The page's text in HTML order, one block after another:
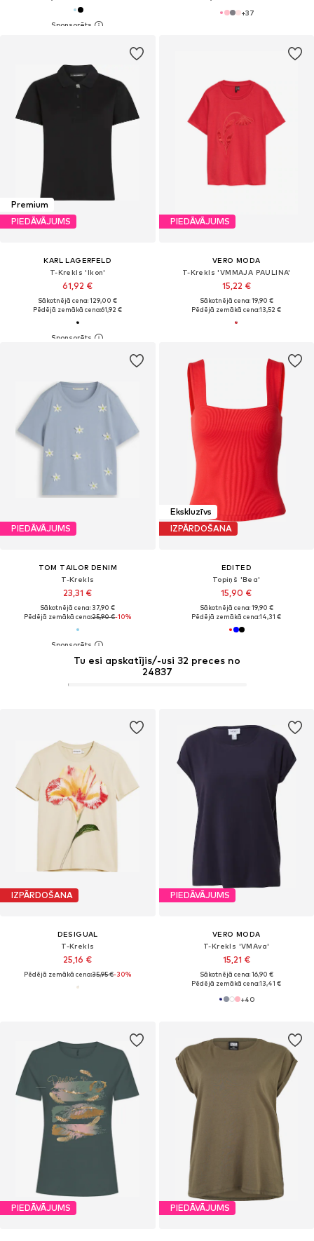
+37
Premium
PIEDĀVĀJUMS
KARL LAGERFELD
T-Krekls 'Ikon'
61,92 €
Sākotnējā cena: 129,00 €
Pēdējā zemākā cena:61,92 €
PIEDĀVĀJUMS
VERO MODA
T-Krekls 'VMMAJA PAULINA'
15,22 €
Sākotnējā cena: 19,90 €
Pēdējā zemākā cena:13,52 €
PIEDĀVĀJUMS
TOM TAILOR DENIM
T-Krekls
23,31 €
Sākotnējā cena: 37,90 €
Pēdējā zemākā cena:25,90 €-10%
Ekskluzīvs
IZPĀRDOŠANA
EDITED
Topiņš 'Bea'
15,90 €
Sākotnējā cena: 19,90 €
Pēdējā zemākā cena:14,31 €
IZPĀRDOŠANA
DESIGUAL
T-Krekls
25,16 €
Pēdējā zemākā cena:35,95 €-30%
PIEDĀVĀJUMS
VERO MODA
T-Krekls 'VMAva'
15,21 €
Sākotnējā cena: 16,90 €
Pēdējā zemākā cena:13,41 €
+40
PIEDĀVĀJUMS PIEDĀVĀJUMS
Tu esi apskatījis/-usi 32 preces no
24837